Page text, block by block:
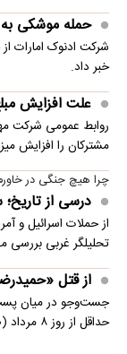
حمله موشکی به
شرکت ادنوک امارات
خبر داد.
علت افزایش
روابط عمومی شرکت
مشترکان را افزایش
چرا هیچ جنگی در
درسی از
از حملات اسرائیل و
تحلیلگر غربی بررسی
از قتل
جست‌وجو در میان
حداقل از روز ۸ مرداد (۳۰ جولای) اکانت‌هایی مربوط به…